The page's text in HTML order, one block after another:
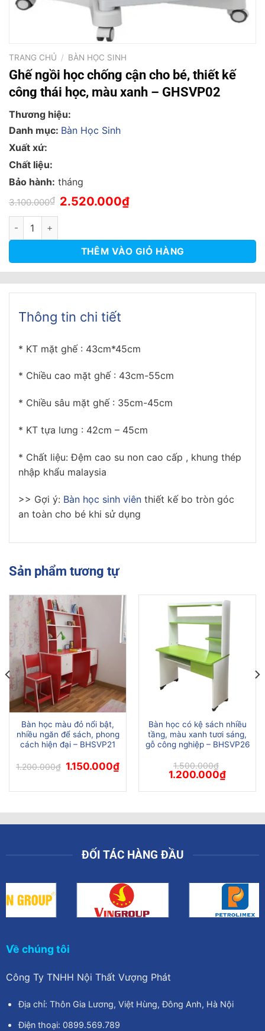
TRANG CHỦ / BÀN HỌC SINH
Ghế ngồi học chống cận cho bé, thiết kế
công thái học, màu xanh – GHSVP02
Thương hiệu:
Danh mục: Bàn Học Sinh
Xuất xứ:
Chất liệu:
Bảo hành: tháng
3.100.000₫ Giá
gốc
2.520.000₫Giá
hiện
Ghế ngồi học chống cận cho bé, thiết kế công thái học, màu
THÊM VÀO GIỎ HÀNG
Thông tin chi tiết
* KT mặt ghế : 43cm*45cm
* Chiều cao mặt ghế : 43cm-55cm
* Chiều sâu mặt ghế : 35cm-45cm
* KT tựa lưng : 42cm – 45cm
* Chất liệu: Đệm cao su non cao cấp , khung thép
nhập khẩu malaysia
>> Gợi ý: Bàn học sinh viên thiết kế bo tròn góc
an toàn cho bé khi sử dụng
Sản phẩm tương tự
Bàn học màu đỏ nổi bật,
nhiều ngăn để sách, phong
cách hiện đại – BHSVP21
1.200.000₫ Giá
gốc
1.200.000₫.
1.150.000₫Giá
là:
Bàn học có kệ sách nhiều
tầng, màu xanh tươi sáng,
gỗ công nghiệp – BHSVP26
1.500.000₫
Giá
gốc
là:
1.200.000₫Giá
tại
ĐỐI TÁC HÀNG ĐẦU
Về chúng tôi
Công Ty TNHH Nội Thất Vượng Phát
Địa chỉ: Thôn Gia Lương, Việt Hùng, Đông Anh, Hà Nội
Điện thoại: 0899.569.789